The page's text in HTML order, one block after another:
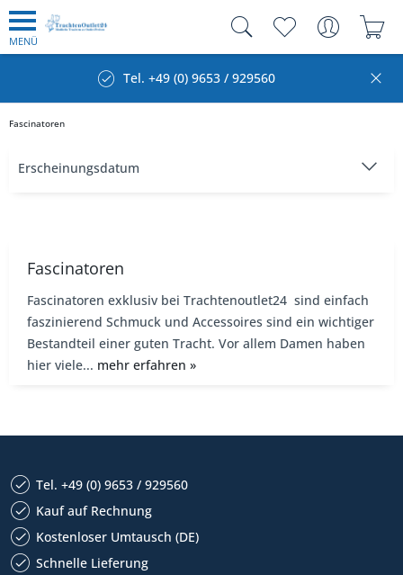
MENÜ
Tel. +49 (0) 9653 / 929560
Fascinatoren
Fascinatoren
Fascinatoren exklusiv bei Trachtenoutlet24 sind einfach
faszinierend Schmuck und Accessoires sind ein wichtiger
Bestandteil einer guten Tracht. Vor allem Damen haben
hier viele... mehr erfahren »
Tel. +49 (0) 9653 / 929560
Kauf auf Rechnung
Kostenloser Umtausch (DE)
Schnelle Lieferung